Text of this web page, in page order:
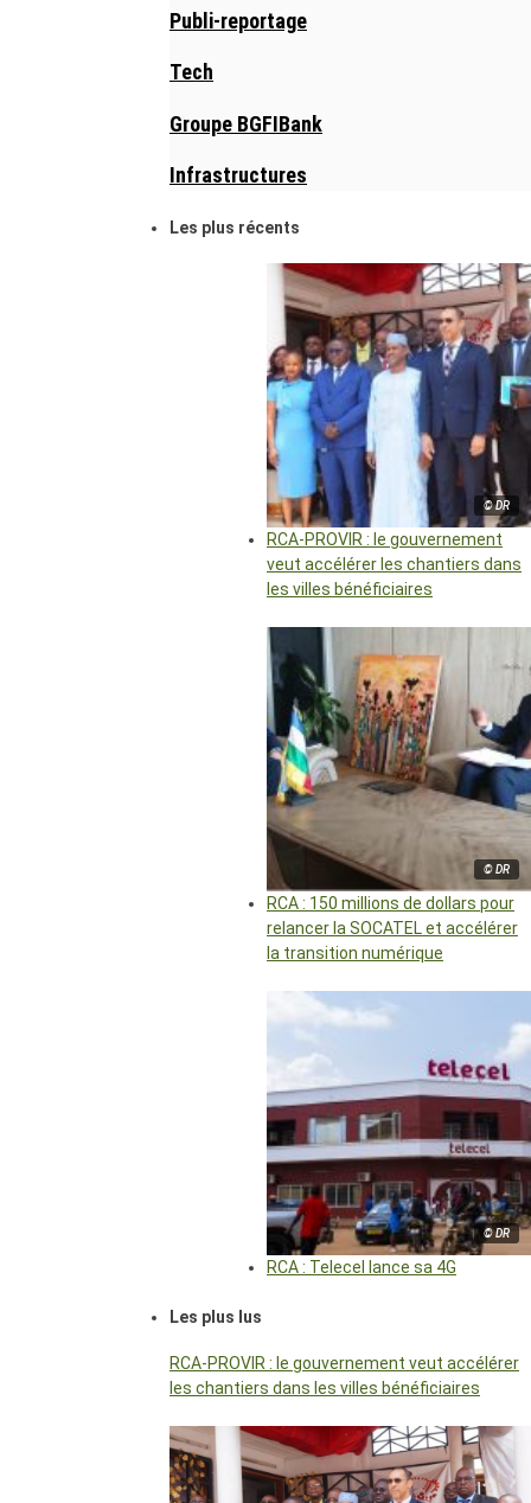
Publi-reportage
Tech
Groupe BGFIBank
Infrastructures
Les plus récents
© DR
RCA-PROVIR : le gouvernement
veut accélérer les chantiers dans
les villes bénéficiaires
© DR
RCA : 150 millions de dollars pour
relancer la SOCATEL et accélérer
la transition numérique
© DR
RCA : Telecel lance sa 4G
Les plus lus
RCA-PROVIR : le gouvernement veut accélérer
les chantiers dans les villes bénéficiaires